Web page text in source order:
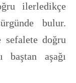
ilerledikçe
bulur.
doğru
baştan aşağı